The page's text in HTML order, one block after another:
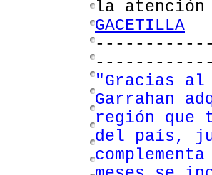
la
GACETILLA
"Gracias
Garrahan
región que
del país,